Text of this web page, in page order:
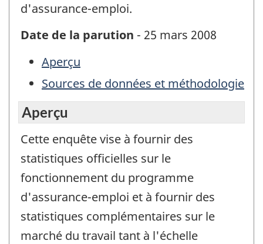
d'assurance-emploi.
Date de la parution - 25 mars 2008
Aperçu
Sources de données et méthodologie
Aperçu
Cette enquête vise à fournir des
statistiques officielles sur le
fonctionnement du programme
d'assurance-emploi et à fournir des
statistiques complémentaires sur le
marché du travail tant à l'échelle